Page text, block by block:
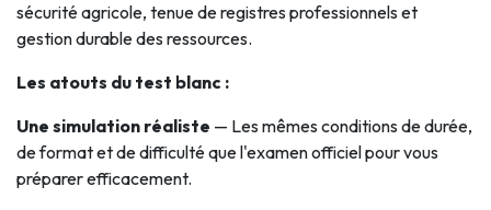
sécurité agricole, tenue de registres professionnels et
gestion durable des ressources.
Les atouts du test blanc :
Une simulation réaliste — Les mêmes conditions de durée,
de format et de difficulté que l'examen officiel pour vous
préparer efficacement.